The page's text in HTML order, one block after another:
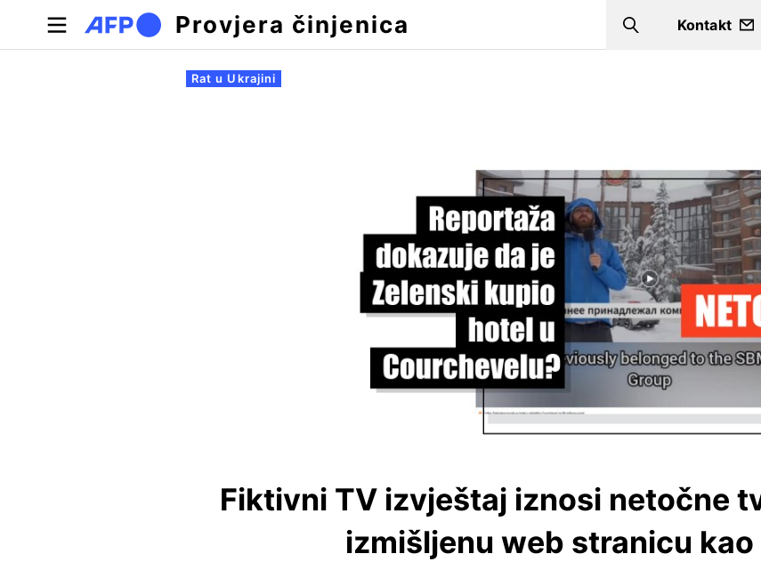
Skoči na glavni sadržaj
Provjera činjenica Search
Kontakt
Primarne oznake
Rat u Ukrajini
Fiktivni TV izvještaj iznosi netočne
izmišljenu web stranicu